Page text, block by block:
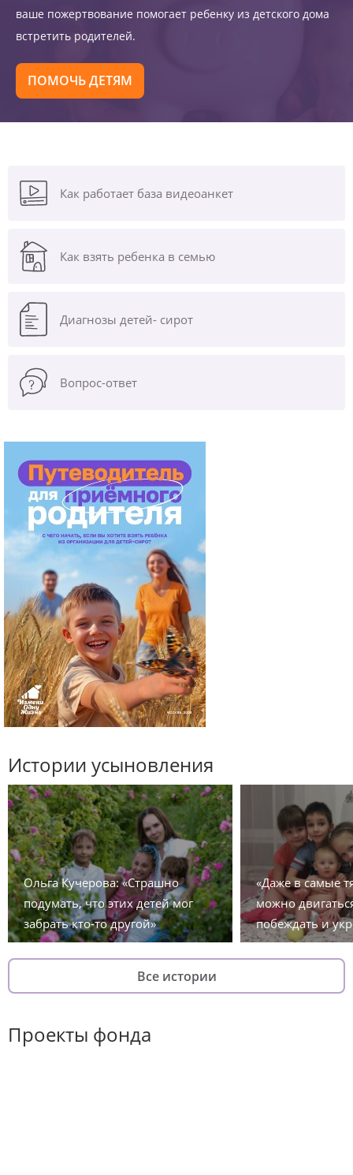
ваше пожертвование помогает ребенку из детского дома
встретить родителей.
ПОМОЧЬ ДЕТЯМ
Как работает база видеоанкет
Как взять ребенка в семью
Диагнозы детей- сирот
Вопрос-ответ
Истории усыновления
Ольга Кучерова: «Страшно
подумать, что этих детей мог
забрать кто-то другой»
«Даже в самые
можно
побеждать и
Все истории
Проекты фонда